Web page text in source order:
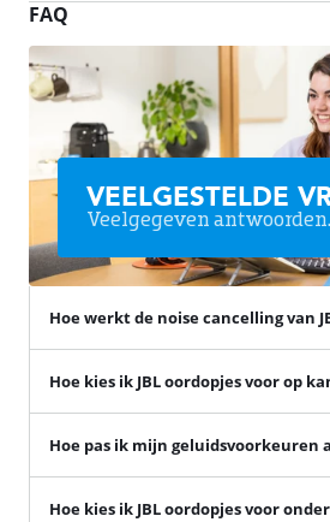
FAQ
Hoe werkt de noise cancelling van
Hoe kies ik JBL oordopjes voor op
Hoe pas ik mijn geluidsvoorkeuren
Hoe kies ik JBL oordopjes voor
VEELGESTELDE
Veelgegeven antwoorden.